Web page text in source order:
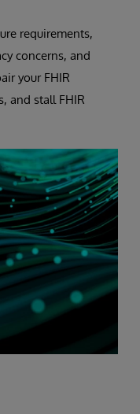
requirements,
concerns, and
your FHIR
and stall FHIR